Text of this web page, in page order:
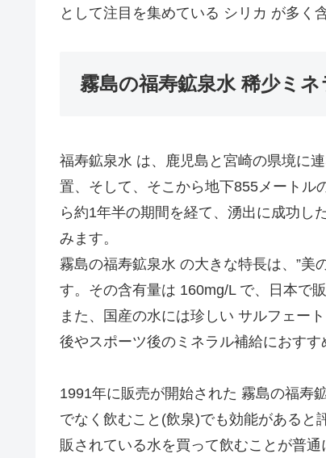
として注目を集めている シリカ が多く
霧島の福寿鉱泉水 稀少ミ
福寿鉱泉水 は、鹿児島と宮崎の県境に
置、そして、そこから地下855メートル
ら約1年半の期間を経て、湧出に成功し
みます。
霧島の福寿鉱泉水 の大きな特長は、”美
す。その含有量は 160mg/L で、日本で
また、国産の水には珍しい サルフェー
後やスポーツ後のミネラル補給におす
1991年に販売が開始された 霧島の福寿
でなく飲むこと(飲泉)でも効能があると
販されている水を買って飲むことが普